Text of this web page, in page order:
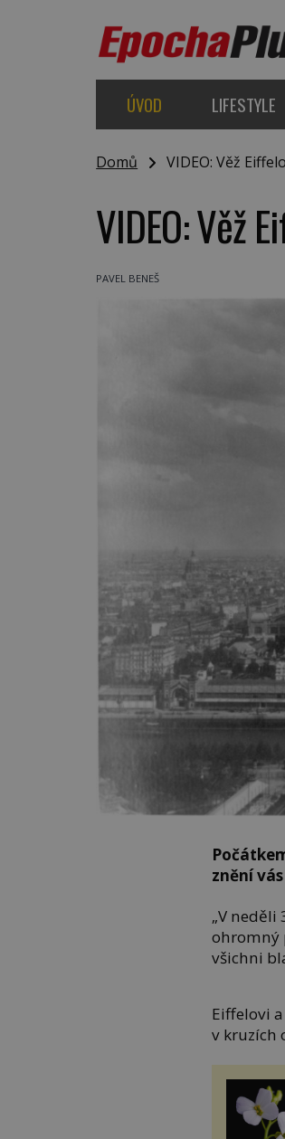
ÚVOD LIFESTYLE
Domů VIDEO: Věž
VIDEO: Věž
PAVEL BENEŠ
znění
„V neděli
ohromný
všichni
Eiffelovi
v kruzích